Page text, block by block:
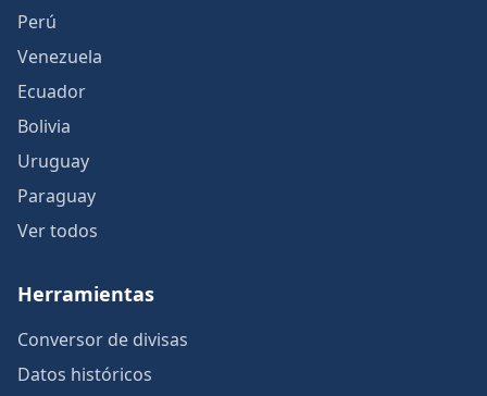
Perú
Venezuela
Ecuador
Bolivia
Uruguay
Paraguay
Ver todos
Herramientas
Conversor de divisas
Datos históricos